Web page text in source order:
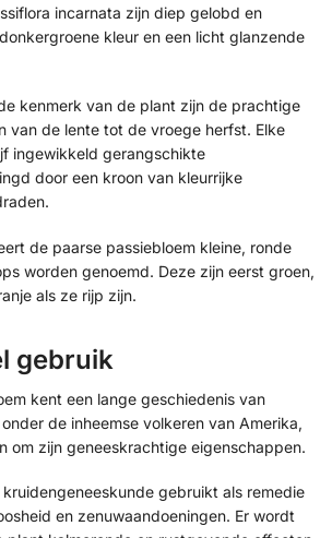
incarnata zijn diep gelobd en
kleur en een licht glanzende
kenmerk van de plant zijn de prachtige
van de lente tot de vroege herfst. Elke
ingewikkeld gerangschikte
door een kroon van kleurrijke
de paarse passiebloem kleine, ronde
worden genoemd. Deze zijn eerst groen,
als ze rijp zijn.
gebruik
kent een lange geschiedenis van
de inheemse volkeren van Amerika,
om zijn geneeskrachtige eigenschappen.
gebruikt als remedie
en zenuwaandoeningen. Er wordt